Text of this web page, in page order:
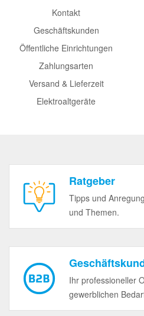
Kontakt
Geschäftskunden
Öffentliche Einrichtungen
Zahlungsarten
Versand & Lieferzeit
Elektroaltgeräte
Ratgeber
Tipps und
und Themen.
Ihr professioneller
gewerblichen